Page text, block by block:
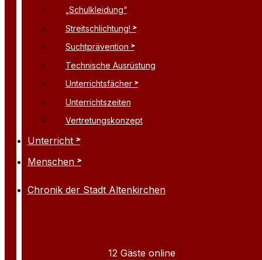
„Schulkleidung“
Streitschlichtung!
Suchtprävention
Technische Ausrüstung
Unterrichtsfächer
Unterrichtszeiten
Vertretungskonzept
Unterricht
Menschen
Chronik der Stadt Altenkirchen
12 Gäste online